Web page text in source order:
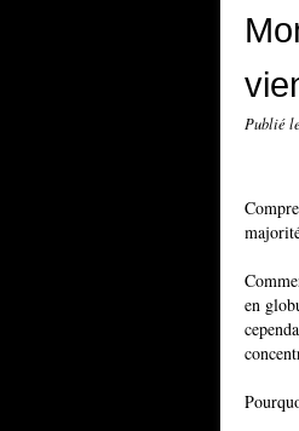
Publié le
en